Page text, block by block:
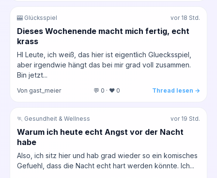
🎰 Glücksspiel vor 18 Std.
Dieses Wochenende macht mich fertig, echt
krass
HI Leute, ich weiß, das hier ist eigentlich Gluecksspiel,
aber irgendwie hängt das bei mir grad voll zusammen.
Bin jetzt...
Von gast_meier 💬 0 · ❤️ 0 Thread lesen →
🏃 Gesundheit & Wellness vor 19 Std.
Warum ich heute echt Angst vor der Nacht
habe
Also, ich sitz hier und hab grad wieder so ein komisches
Gefuehl, dass die Nacht echt hart werden könnte. Ich...